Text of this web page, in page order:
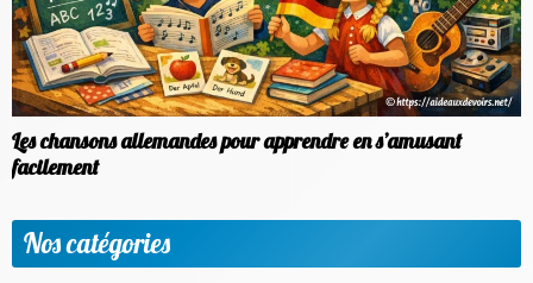
Les chansons allemandes pour apprendre en s’amusant
facilement
Nos catégories